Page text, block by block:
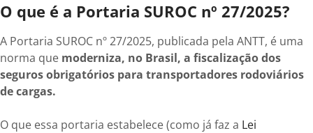
O que é a Portaria SUROC nº 27/2025?
A Portaria SUROC nº 27/2025, publicada pela ANTT, é uma
norma que moderniza, no Brasil, a fiscalização dos
seguros obrigatórios para transportadores rodoviários
de cargas.
O que essa portaria estabelece (como já faz a Lei